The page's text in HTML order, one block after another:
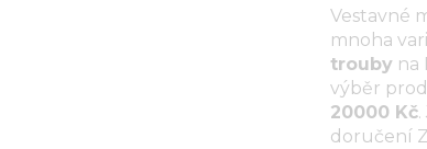
Vestavné
mnoha
troubyna
výběr
20000 Kč.
doručení